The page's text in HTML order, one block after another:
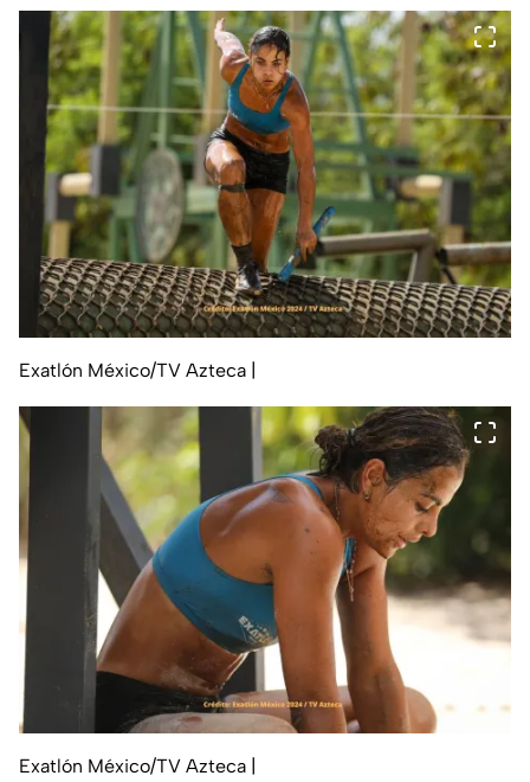
Exatlón México/TV Azteca
Exatlón México/TV Azteca |